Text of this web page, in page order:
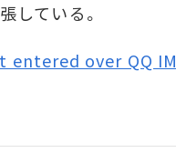
している。
entered over QQ IM